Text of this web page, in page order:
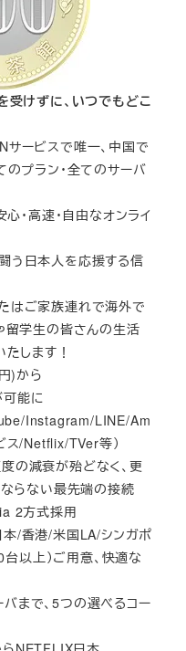
けずに、いつでもどこ
ービスで唯一、中国で
プラン・全てのサーバ
心・高速・自由なオンライ
う日本人を応援する信
はご家族連れで海外で
学生の皆さんの生活
します！
)から
能に
Instagram/LINE/Am
/Netflix/TVer等）
の減衰が殆どなく、更
らない最先端の接続
2方式採用
/香港/米国LA/シンガポ
以上）ご用意、快適な
まで、5つの選べるコー